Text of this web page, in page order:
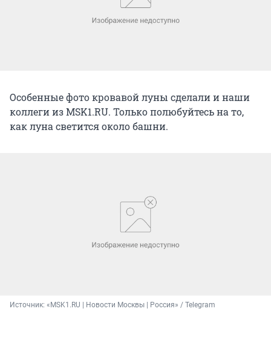
Особенные фото кровавой луны сделали и наши
коллеги из MSK1.RU. Только полюбуйтесь на то,
как луна светится около башни.
Источник: «MSK1.RU | Новости Москвы | Россия» / Telegram